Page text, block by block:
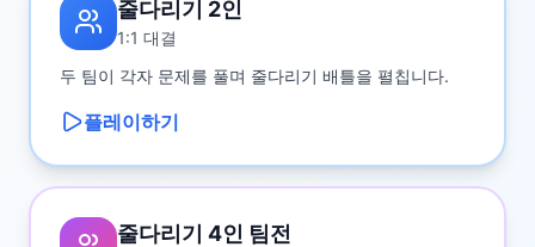
줄다리기 2인
1:1 대결
두 팀이 각자 문제를 풀며 줄다리기 배틀을 펼칩니다.
플레이하기
줄다리기 4인 팀전